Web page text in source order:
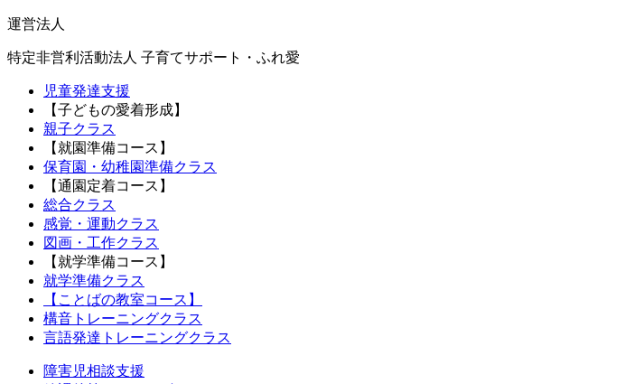
運営法人
特定非営利活動法人 子育てサポート・ふれ愛
児童発達支援
【子どもの愛着形成】
親子クラス
【就園準備コース】
保育園・幼稚園準備クラス
【通園定着コース】
総合クラス
感覚・運動クラス
図画・工作クラス
【就学準備コース】
就学準備クラス
【ことばの教室コース】
構音トレーニングクラス
言語発達トレーニングクラス
障害児相談支援